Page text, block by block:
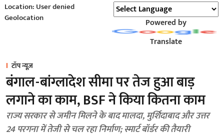
Location: User denied
Geolocation
Powered by
Translate
टॉप न्यूज़
बंगाल-बांग्लादेश सीमा पर तेज हुआ बाड़
लगाने का काम, BSF ने किया कितना काम
राज्य सरकार से जमीन मिलने के बाद मालदा, मुर्शिदाबाद और उत्तर
24 परगना में तेजी से चल रहा निर्माण; स्मार्ट बॉर्डर की तैयारी